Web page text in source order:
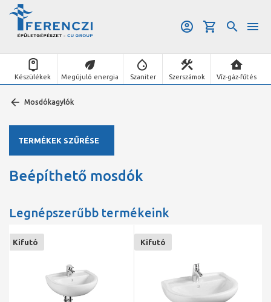
Készülékek Megújuló energia Szaniter Szerszámok Víz-gáz-fűtés
Mosdókagylók
Beépíthető mosdók
Legnépszerűbb termékeink
Kifutó Kifutó
TERMÉKEK SZŰRÉSE